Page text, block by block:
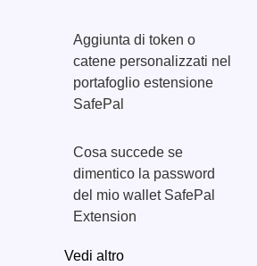
Aggiunta di token o
catene personalizzati nel
portafoglio estensione
SafePal
Cosa succede se
dimentico la password
del mio wallet SafePal
Extension
Vedi altro